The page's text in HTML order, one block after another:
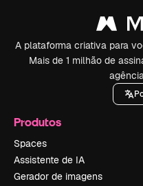
A plataforma criativa para
Mais de 1 milhão de
Produtos
Spaces
Assistente de IA
Gerador de imagens